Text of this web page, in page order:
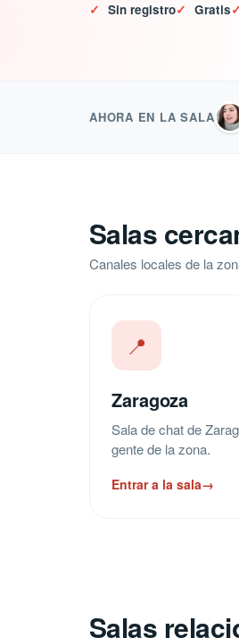
✓ Sin registro✓ Gratis✓
AHORA EN LA SALA
Salas
Canales locales de la
📍
Zaragoza
Sala de chat de
gente de la zona.
Entrar a la sala→
Salas